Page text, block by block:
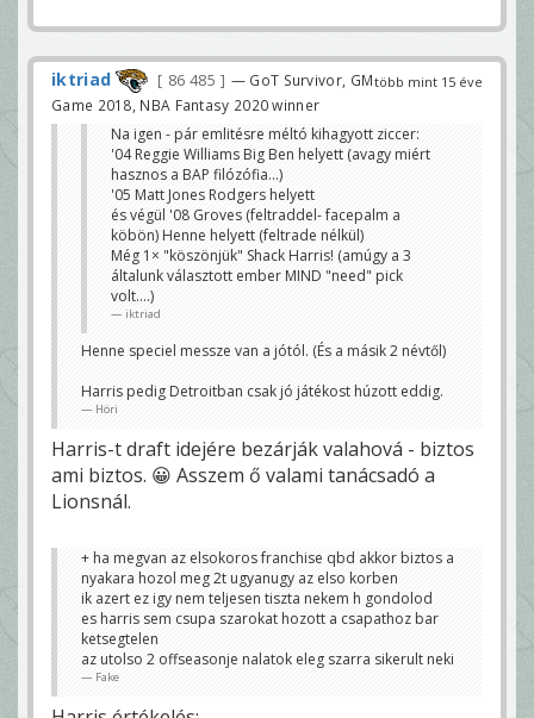
több mint 15 éve
iktriad 86 485
— GoT Survivor, GM
Game 2018, NBA Fantasy 2020 winner
Na igen - pár emlitésre méltó kihagyott ziccer:
'04 Reggie Williams Big Ben helyett (avagy miért
hasznos a BAP filózófia...)
'05 Matt Jones Rodgers helyett
és végül '08 Groves (feltraddel- facepalm a
köbön) Henne helyett (feltrade nélkül)
Még 1× "köszönjük" Shack Harris! (amúgy a 3
általunk választott ember MIND "need" pick
volt....)
iktriad
Henne speciel messze van a jótól. (És a másik 2 névtől)
Harris pedig Detroitban csak jó játékost húzott eddig.
Höri
Harris-t draft idejére bezárják valahová - biztos
ami biztos. 😀 Asszem ő valami tanácsadó a
Lionsnál.
+ ha megvan az elsokoros franchise qbd akkor biztos a
nyakara hozol meg 2t ugyanugy az elso korben
ik azert ez igy nem teljesen tiszta nekem h gondolod
es harris sem csupa szarokat hozott a csapathoz bar
ketsegtelen
az utolso 2 offseasonje nalatok eleg szarra sikerult neki
Fake